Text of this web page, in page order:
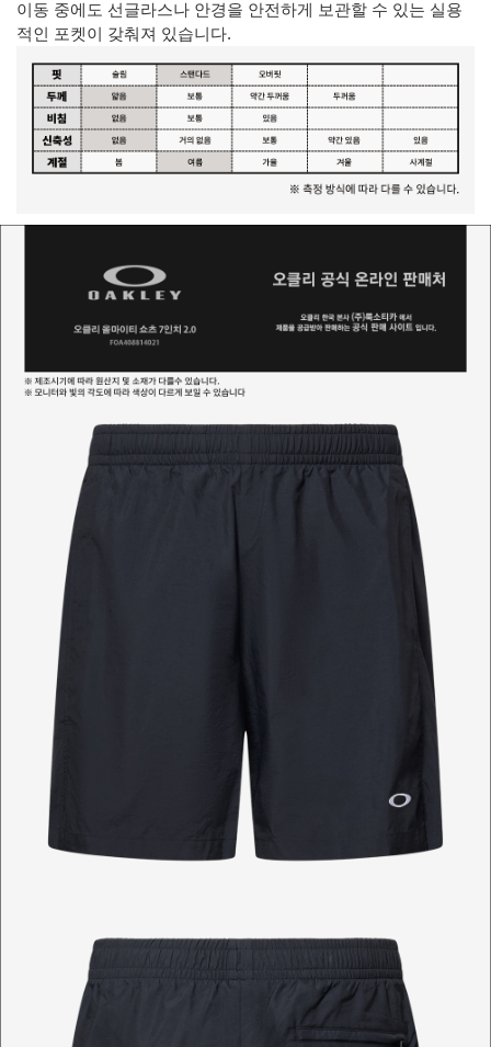
이동 중에도 선글라스나 안경을 안전하게 보관할 수 있는 실용
적인 포켓이 갖춰져 있습니다.